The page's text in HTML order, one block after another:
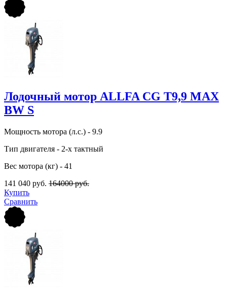
Лодочный мотор ALLFA CG Т9,9 MAX
BW S
Мощность мотора (л.с.) - 9.9
Тип двигателя - 2-х тактный
Вес мотора (кг) - 41
141 040 руб. 164000 руб.
Купить
Сравнить